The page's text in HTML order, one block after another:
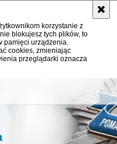
korzystanie z
blokujesz tych plików, to
pamięci urządzenia.
cookies, zmieniając
przeglądarki oznacza